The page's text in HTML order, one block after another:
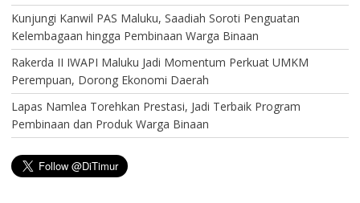
Kunjungi Kanwil PAS Maluku, Saadiah Soroti Penguatan
Kelembagaan hingga Pembinaan Warga Binaan
Rakerda II IWAPI Maluku Jadi Momentum Perkuat UMKM
Perempuan, Dorong Ekonomi Daerah
Lapas Namlea Torehkan Prestasi, Jadi Terbaik Program
Pembinaan dan Produk Warga Binaan